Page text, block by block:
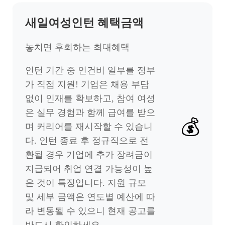
새일여성인턴 혜택금액
놓치면 후회하는 최대혜택
인턴 기간 중 인건비 일부를 정부
가 직접 지원! 기업은 채용 부담
없이 인재를 확보하고, 참여 여성
은 실무 경험과 함께 급여를 받으
며 커리어를 재시작할 수 있습니
다. 인턴 종료 후 정규직으로 전
환될 경우 기업에 추가 장려금이
지급되어 취업 연결 가능성이 높
은 것이 특징입니다. 지원 규모
및 세부 금액은 연도별 예산에 따
라 변동될 수 있으니 현재 공고를
💰